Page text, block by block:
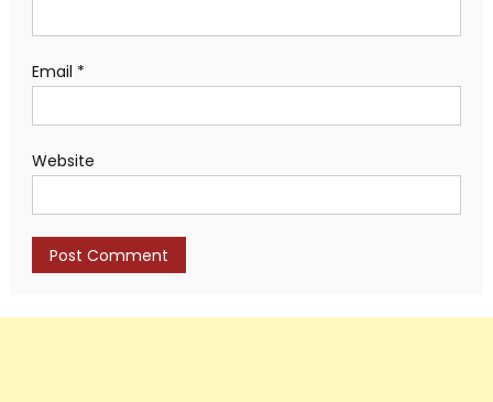
Email *
Website